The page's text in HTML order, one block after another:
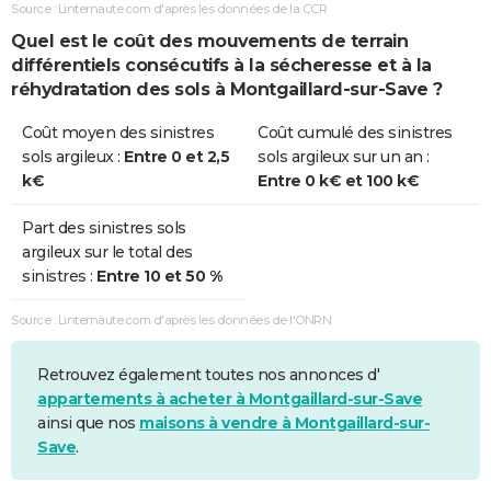
Source : Linternaute.com d'après les données de la CCR
Quel est le coût des mouvements de terrain
différentiels consécutifs à la sécheresse et à la
réhydratation des sols à Montgaillard-sur-Save ?
Coût moyen des sinistres
sols argileux : Entre 0 et 2,5
k€
Coût cumulé des sinistres
sols argileux sur un an :
Entre 0 k€ et 100 k€
Part des sinistres sols
argileux sur le total des
sinistres : Entre 10 et 50 %
Source : Linternaute.com d'après les données de l'ONRN
Retrouvez également toutes nos annonces d'
appartements à acheter à Montgaillard-sur-Save
ainsi que nos maisons à vendre à Montgaillard-sur-
Save.